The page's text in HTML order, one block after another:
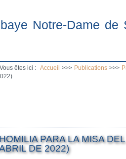
Notre-Dame de
Vous êtes ici : Accueil >>> Publications >>>
HOMILIA PARA LA MISA
DE 2022)